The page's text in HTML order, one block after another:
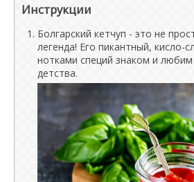
Инструкции
Болгарский кетчуп - это не
легенда! Его пикантный, кисло-
нотками специй знаком и
детства.